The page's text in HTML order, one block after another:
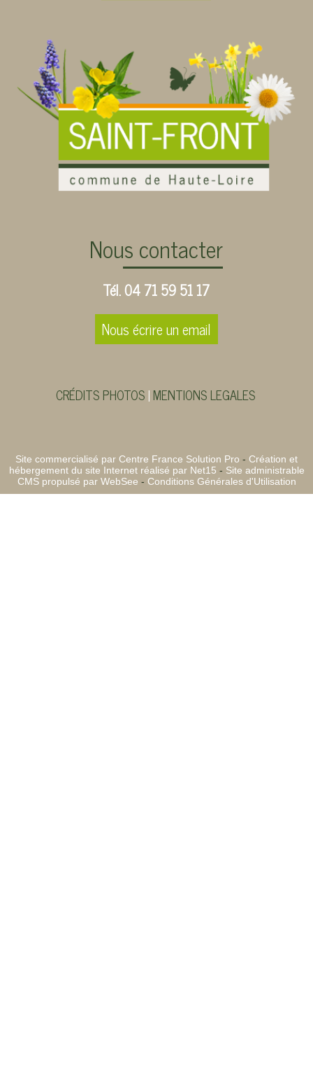
Nous contacter
Tél. 04 71 59 51 17
Nous écrire un email
CRÉDITS PHOTOS MENTIONS LEGALES
Site commercialisé par Centre France Solution Pro - Création et
hébergement du site Internet réalisé par Net15 - Site administrable
CMS propulsé par WebSee - Conditions Générales d'Utilisation